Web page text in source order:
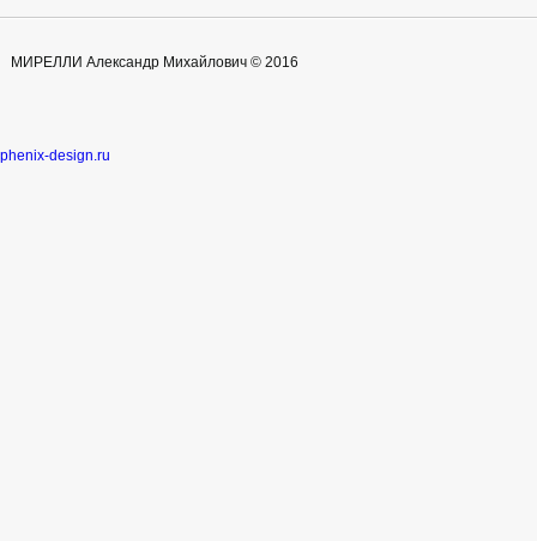
МИРЕЛЛИ Александр Михайлович © 2016
phenix-design.ru